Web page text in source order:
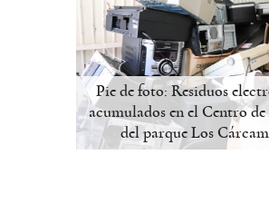
Pie de foto: Residuos
acumulados en el Centro
del parque Los